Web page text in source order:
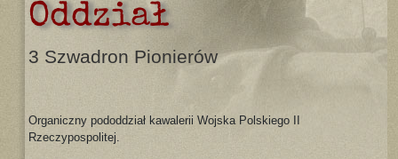
Oddział
3 Szwadron Pionierów
Organiczny pododdział kawalerii Wojska Polskiego II
Rzeczypospolitej.